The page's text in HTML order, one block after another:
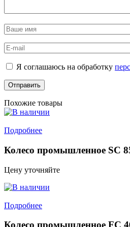
Я соглашаюсь на обработку
Похожие товары
Подробнее
Колесо промышленное SC
Цену уточняйте
Подробнее